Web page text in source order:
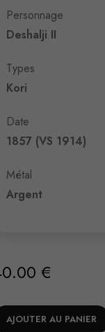
Personnage
Deshalji II
Types
Kori
Date
1857 (VS 1914)
Métal
Argent
€
AJOUTER AU PANIER